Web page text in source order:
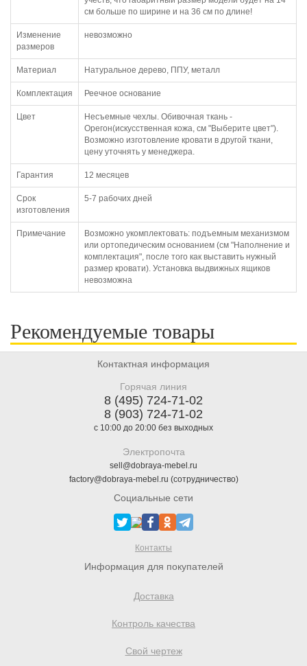
см больше по ширине и на 36 см по длине!
Изменение
размеров
невозможно
Материал Натуральное дерево, ППУ, металл
Комплектация Реечное основание
Цвет
Несъемные чехлы. Обивочная ткань -
Орегон(искусственная кожа, см "Выберите цвет").
Возможно изготовление кровати в другой ткани,
цену уточнять у менеджера.
Гарантия 12 месяцев
Срок
изготовления
5-7 рабочих дней
Примечание
Возможно укомплектовать: подъемным механизмом
или ортопедическим основанием (см "Наполнение и
комплектация", после того как выставить нужный
размер кровати). Установка выдвижных ящиков
невозможна
Рекомендуемые товары
Контактная информация
Горячая линия
8 (495) 724-71-02
8 (903) 724-71-02
с 10:00 до 20:00 без выходных
Электропочта
sell@dobraya-mebel.ru
factory@dobraya-mebel.ru (сотрудничество)
Социальные сети
Контакты
Информация для покупателей
Доставка
Контроль качества
Свой чертеж